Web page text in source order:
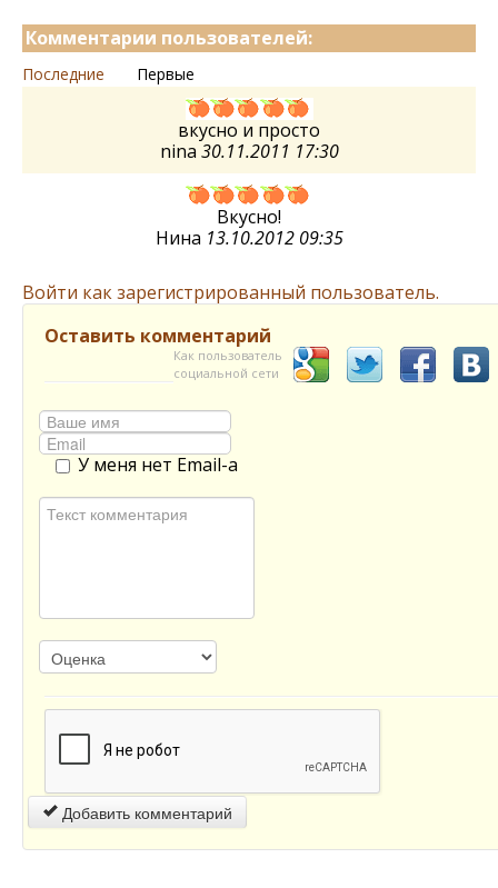
Комментарии пользователей:
Последние Первые
вкусно и просто
nina 30.11.2011 17:30
Вкусно!
Нина 13.10.2012 09:35
Войти как зарегистрированный пользователь.
Оставить комментарий
Как пользователь
социальной сети
У меня нет Email-а
Добавить комментарий